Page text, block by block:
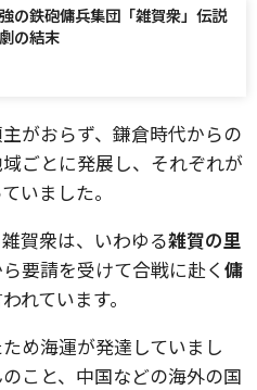
の鉄砲傭兵集団「雑賀衆」伝説
の結末
がおらず、鎌倉時代からの
ごとに発展し、それぞれが
いました。
賀衆は、いわゆる雑賀の里
要請を受けて合戦に赴く 傭
れています。
め海運が発達していまし
こと、中国などの海外の国